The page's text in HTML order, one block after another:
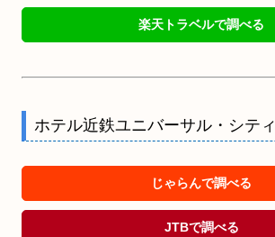
楽天トラベルで調べる
ホテル近鉄ユニバーサル・シティ
じゃらんで調べる
JTBで調べる